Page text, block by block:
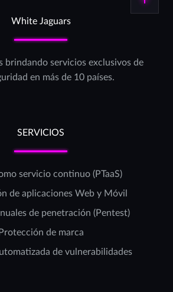
White Jaguars
brindando servicios exclusivos de
en más de 10 países.
SERVICIOS
servicio continuo (PTaaS)
de aplicaciones Web y Móvil
de penetración (Pentest)
Protección de marca
de vulnerabilidades